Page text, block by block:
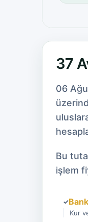
37
06
Bu
işlem
✓
Kur